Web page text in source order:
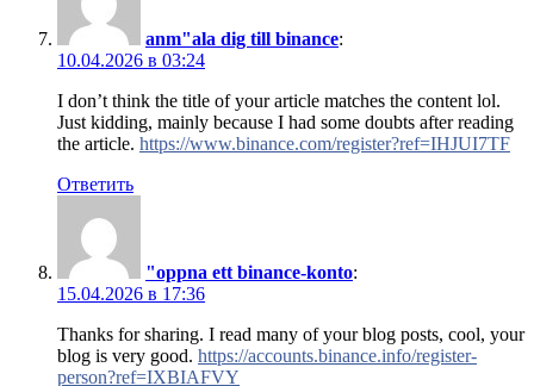
anm"ala dig till binance:
10.04.2026 в 03:24
I don’t think the title of your article matches the content lol.
Just kidding, mainly because I had some doubts after reading
the article. https://www.binance.com/register?ref=IHJUI7TF
Ответить
"oppna ett binance-konto:
15.04.2026 в 17:36
Thanks for sharing. I read many of your blog posts, cool, your
blog is very good. https://accounts.binance.info/register-
person?ref=IXBIAFVY